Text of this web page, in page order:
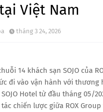
Việt Nam
tháng 3 24, 2026
14 khách sạn SOJO của
đi vào vận hành với thương
Hotel từ đầu tháng 05/
chiến lược giữa ROX